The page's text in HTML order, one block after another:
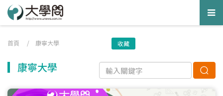
首頁 / 康寧大學 收藏
康寧大學